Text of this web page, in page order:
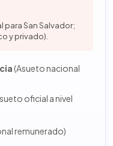
para San Salvador;
y privado).
(Asueto nacional
oficial a nivel
remunerado)